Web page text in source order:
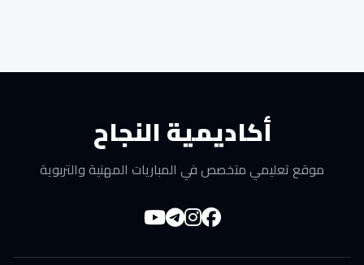
أكاديمية النجاح
موقع تعليمي متخصص في المباريات المهنية والتربوية